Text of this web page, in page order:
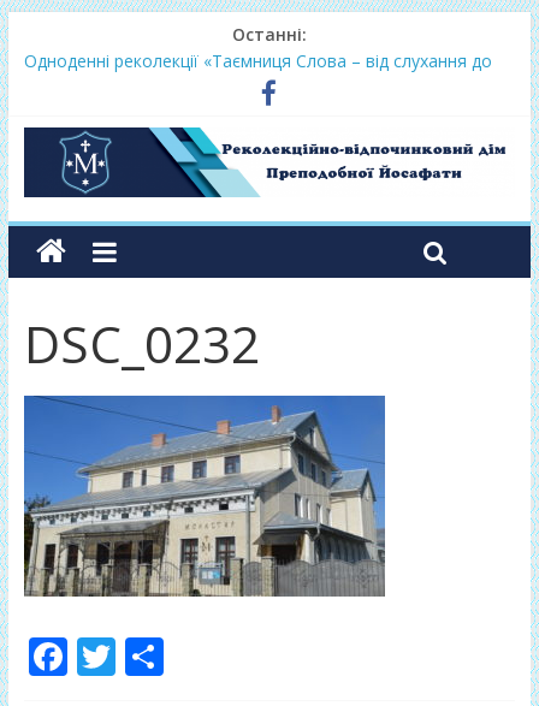
Останні:
Одноденні реколекції «Таємниця Слова – від слухання до
Lectio Divina – єв.Матея 2026
Нове життя в Христі – осінь 2026
Фундамент у вересні 2026
DSC_0232
F T П